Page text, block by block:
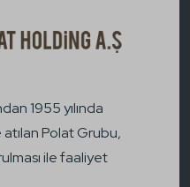
1955 yılında
Polat Grubu,
ile faaliyet